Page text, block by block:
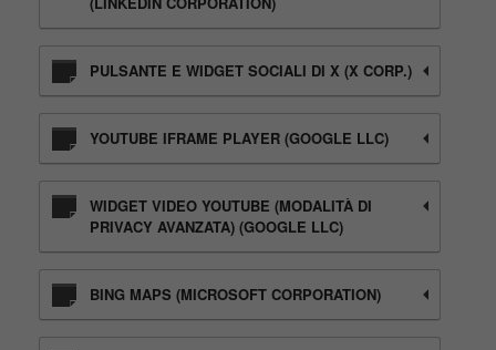
PULSANTE E WIDGET SOCIALI DI X (X CORP.)
YOUTUBE IFRAME PLAYER (GOOGLE LLC)
WIDGET VIDEO YOUTUBE (MODALITÀ DI
PRIVACY AVANZATA) (GOOGLE LLC)
BING MAPS (MICROSOFT CORPORATION)